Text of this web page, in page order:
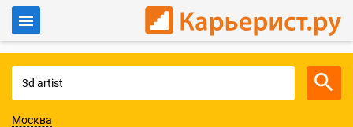
Для работодателей
Москва